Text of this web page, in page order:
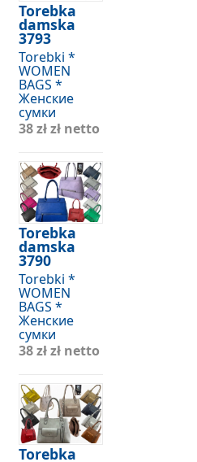
Torebka
damska
3793
Torebki *
WOMEN
BAGS *
Женские
сумки
38 złzł netto
Torebka
damska
3790
Torebki *
WOMEN
BAGS *
Женские
сумки
38 złzł netto
Torebka